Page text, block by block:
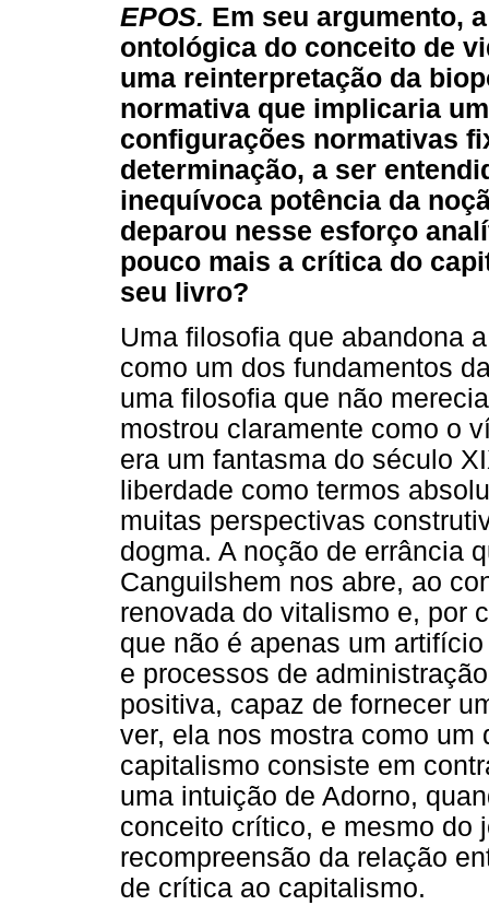
EPOS. Em seu argumento,
ontológica do conceito de
uma reinterpretação da
normativa que implicaria
configurações normativas
determinação, a ser
inequívoca potência da
deparou nesse esforço
pouco mais a crítica do
seu livro?
Uma filosofia que abandona
como um dos fundamentos
uma filosofia que não
mostrou claramente como o
era um fantasma do século
liberdade como termos
muitas perspectivas
dogma. A noção de errância
Canguilshem nos abre, ao
renovada do vitalismo e, por
que não é apenas um
e processos de
positiva, capaz de fornecer
ver, ela nos mostra como
capitalismo consiste em
uma intuição de Adorno,
conceito crítico, e mesmo do
recompreensão da relação
de crítica ao capitalismo.